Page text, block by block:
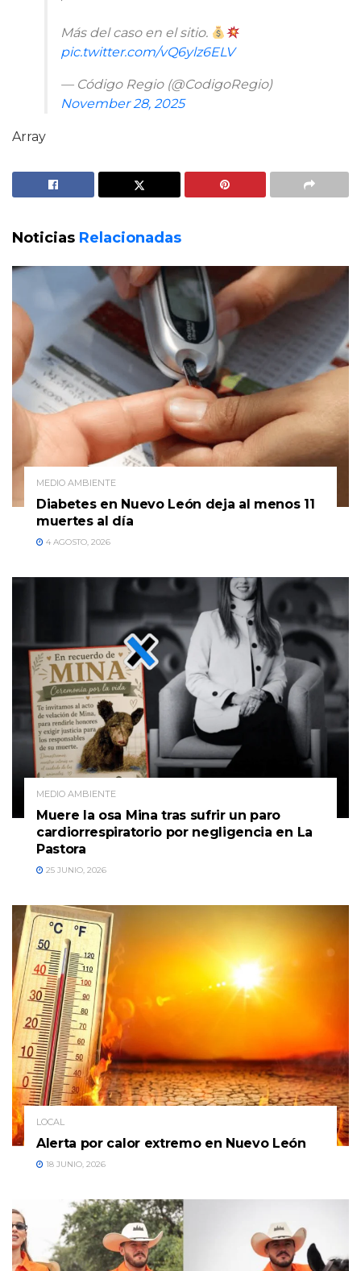
Más del caso en el sitio.
pic.twitter.com/vQ6ylz6ELV
— Código Regio (@CodigoRegio)
November 28, 2025
Array
Noticias Relacionadas
MEDIO AMBIENTE
Diabetes en Nuevo León deja al menos 11
muertes al día
4 AGOSTO, 2026
MEDIO AMBIENTE
Muere la osa Mina tras sufrir un paro
cardiorrespiratorio por negligencia en La
Pastora
25 JUNIO, 2026
LOCAL
Alerta por calor extremo en Nuevo León
18 JUNIO, 2026